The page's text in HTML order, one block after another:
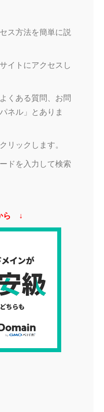
ス方法を簡単に説
イトにアクセスし
くある質問、お問
ネル」とありま
リックします。
ドを入力して検索
ら ↓